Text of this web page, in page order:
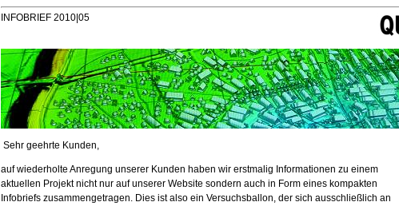
INFOBRIEF 2010|05
Sehr geehrte Kunden,
auf wiederholte Anregung unserer Kunden haben wir erstmalig Informationen zu einem
aktuellen Projekt nicht nur auf unserer Website sondern auch in Form eines kompakten
Infobriefs zusammengetragen. Dies ist also ein Versuchsballon, der sich ausschließlich an